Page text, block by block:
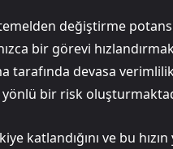
değiştirme
bir görevi
devasa
bir risk
katlandığını ve bu